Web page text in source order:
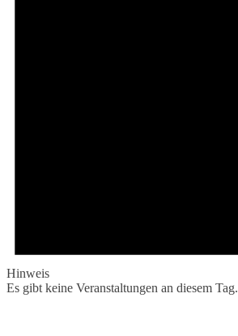
Hinweis
Es gibt keine Veranstaltungen an diesem Tag.